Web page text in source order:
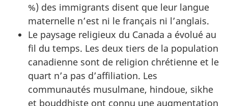
%) des immigrants disent que leur langue
maternelle n’est ni le français ni l’anglais.
Le paysage religieux du Canada a évolué au
fil du temps. Les deux tiers de la population
canadienne sont de religion chrétienne et le
quart n’a pas d’affiliation. Les
communautés musulmane, hindoue, sikhe
et bouddhiste ont connu une augmentation